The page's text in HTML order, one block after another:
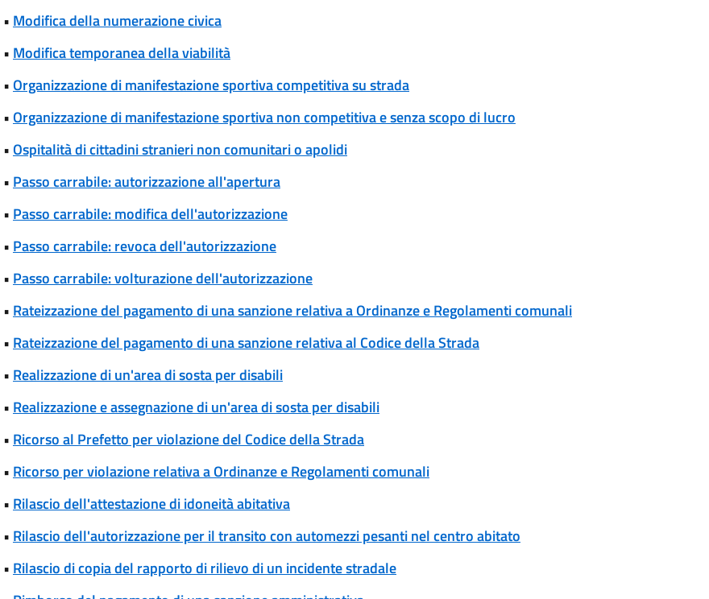
• Modifica della numerazione civica
• Modifica temporanea della viabilità
•Organizzazione di manifestazione sportiva competitiva su strada
•Organizzazione di manifestazione sportiva non competitiva e senza scopo di lucro
•Ospitalità di cittadini stranieri non comunitari o apolidi
• Passo carrabile: autorizzazione all'apertura
• Passo carrabile: modifica dell'autorizzazione
• Passo carrabile: revoca dell'autorizzazione
• Passo carrabile: volturazione dell'autorizzazione
• Rateizzazione del pagamento di una sanzione relativa a Ordinanze e Regolamenti comunali
• Rateizzazione del pagamento di una sanzione relativa al Codice della Strada
• Realizzazione di un'area di sosta per disabili
• Realizzazione e assegnazione di un'area di sosta per disabili
• Ricorso al Prefetto per violazione del Codice della Strada
• Ricorso per violazione relativa a Ordinanze e Regolamenti comunali
• Rilascio dell'attestazione di idoneità abitativa
• Rilascio dell'autorizzazione per il transito con automezzi pesanti nel centro abitato
• Rilascio di copia del rapporto di rilievo di un incidente stradale